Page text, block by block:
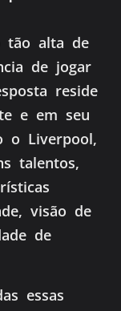
tão alta de
de jogar
reside
e em seu
o Liverpool,
talentos,
visão de
de
essas